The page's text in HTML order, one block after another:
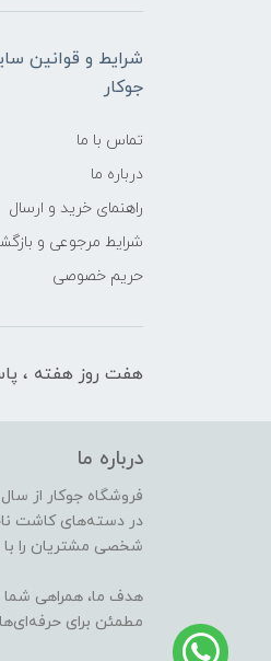
شرایط و قوانین
جوکار
تماس با ما
درباره ما
راهنمای خرید و ارسال
شرایط مرجوعی و
حریم خصوصی
هفت روز هفته ،
درباره ما
در دسته‌های کاشت
شخصی مشتریان را
هدف ما، همراهی شما
مطمئن برای